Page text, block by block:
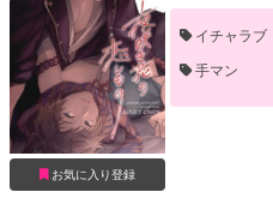
お気に入り登録
イチャラブ
手マン